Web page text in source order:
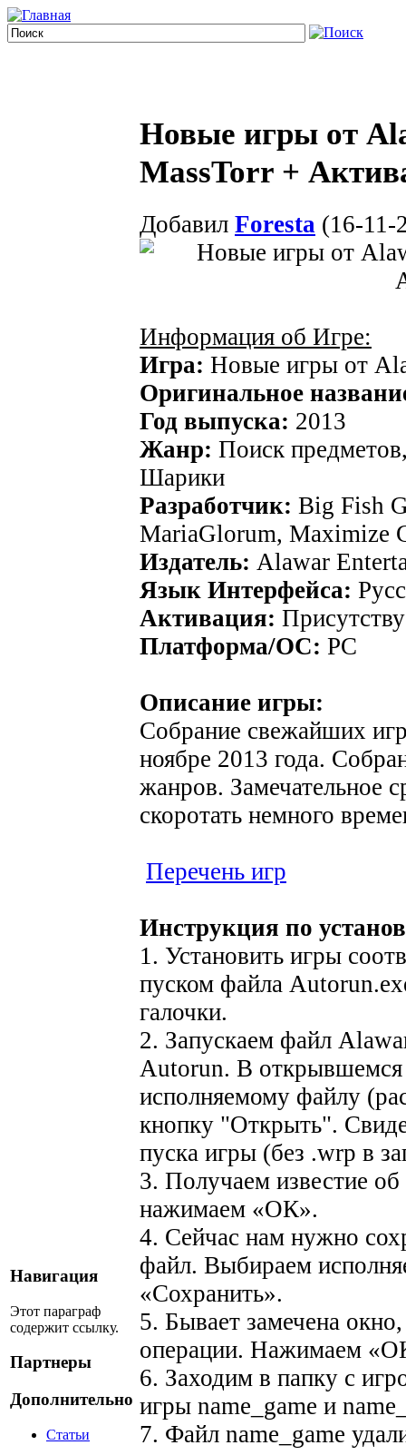
Навигация
Этот параграф
содержит ссылку.
Партнеры
Дополнительно
Статьи
Новые игры от
MassTorr +
Добавил Foresta (16-11-
Информация об Игре:
Игра: Новые игры от
Оригинальное
Год выпуска: 2013
Жанр: Поиск
Шарики
Разработчик: Big Fish
MariaGlorum, Maximize
Издатель: Alawar
Язык Интерфейса:
Активация:
Платформа/ОС: PC
Описание игры:
Собрание свежайших
ноябре 2013 года.
жанров. Замечательное
скоротать немного
Перечень игр
Инструкция по
1. Установить игры
пуском файла
галочки.
2. Запускаем файл
Autorun. В открывшемся
исполняемому файлу
кнопку "Открыть".
пуска игры (без .wrp в
3. Получаем известие
нажимаем «ОК».
4. Сейчас нам нужно
файл. Выбираем
«Сохранить».
5. Бывает замечена
операции. Нажимаем
6. Заходим в папку с
игры name_game и
7. Файл name_game